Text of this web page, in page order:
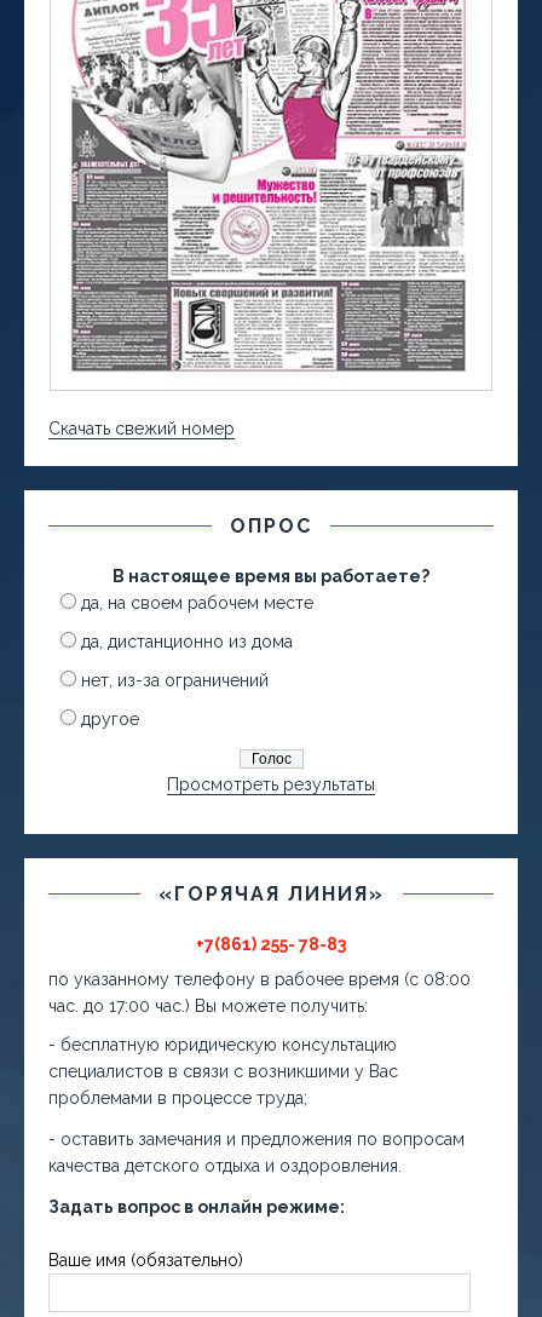
Скачать свежий номер
ОПРОС
В настоящее время вы работаете?
да, на своем рабочем месте
да, дистанционно из дома
нет, из-за ограничений
другое
Просмотреть результаты
«ГОРЯЧАЯ ЛИНИЯ»
+7(861) 255- 78-83
по указанному телефону в рабочее время (с 08:00
час. до 17:00 час.) Вы можете получить:
- бесплатную юридическую консультацию
специалистов в связи с возникшими у Вас
проблемами в процессе труда;
- оставить замечания и предложения по вопросам
качества детского отдыха и оздоровления.
Задать вопрос в онлайн режиме:
Ваше имя (обязательно)